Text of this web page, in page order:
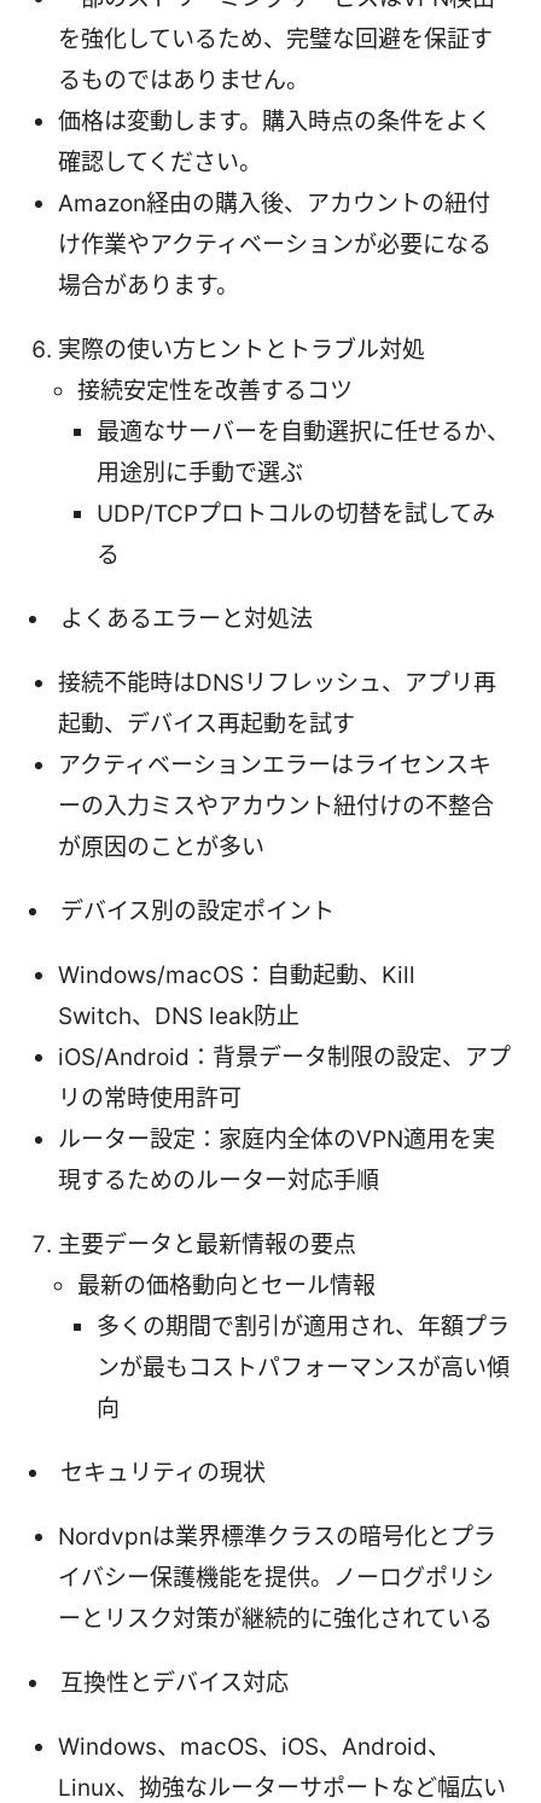
を強化しているため、完璧な回避を保証す
るものではありません。
価格は変動します。購入時点の条件をよく
確認してください。
Amazon経由の購入後、アカウントの紐付
け作業やアクティベーションが必要になる
場合があります。
実際の使い方ヒントとトラブル対処
接続安定性を改善するコツ
最適なサーバーを自動選択に任せるか、
用途別に手動で選ぶ
UDP/TCPプロトコルの切替を試してみ
る
よくあるエラーと対処法
接続不能時はDNSリフレッシュ、アプリ再
起動、デバイス再起動を試す
アクティベーションエラーはライセンスキ
ーの入力ミスやアカウント紐付けの不整合
が原因のことが多い
デバイス別の設定ポイント
Windows/macOS：自動起動、Kill
Switch、DNS leak防止
iOS/Android：背景データ制限の設定、アプ
リの常時使用許可
ルーター設定：家庭内全体のVPN適用を実
現するためのルーター対応手順
主要データと最新情報の要点
最新の価格動向とセール情報
多くの期間で割引が適用され、年額プラ
ンが最もコストパフォーマンスが高い傾
向
セキュリティの現状
Nordvpnは業界標準クラスの暗号化とプラ
イバシー保護機能を提供。ノーログポリシ
ーとリスク対策が継続的に強化されている
互換性とデバイス対応
Windows、macOS、iOS、Android、
Linux、拗強なルーターサポートなど幅広い